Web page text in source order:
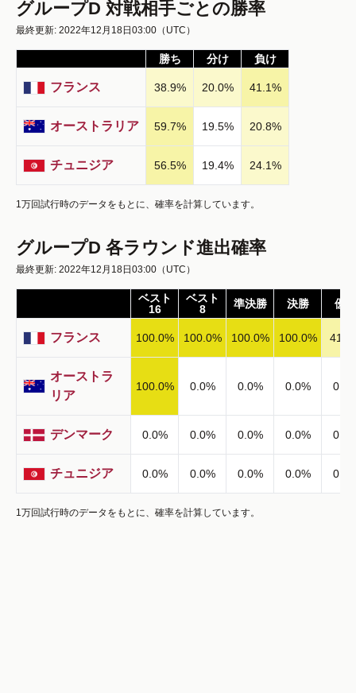
グループD 対戦相手ごとの勝率
最終更新: 2022年12月18日03:00 （UTC）
勝ち 分け 負け
フランス 38.9% 20.0% 41.1%
オーストラリア 59.7% 19.5% 20.8%
チュニジア 56.5% 19.4% 24.1%
1万回試行時のデータをもとに、確率を計算しています。
グループD 各ラウンド進出確率
最終更新: 2022年12月18日03:00 （UTC）
ベスト
16
ベスト
8
準決勝 決勝 優勝
フランス 100.0% 100.0% 100.0% 100.0% 41.8
オーストラ
リア
100.0% 0.0% 0.0% 0.0% 0.0
デンマーク 0.0% 0.0% 0.0% 0.0% 0.0
チュニジア 0.0% 0.0% 0.0% 0.0% 0.0
1万回試行時のデータをもとに、確率を計算しています。